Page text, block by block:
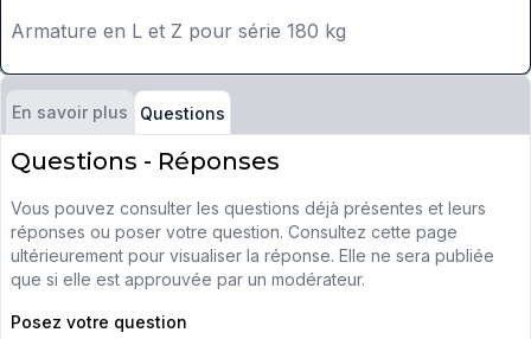
Armature en L et Z pour série 180 kg
En savoir plus Questions
Questions - Réponses
Vous pouvez consulter les questions déjà présentes et leurs
réponses ou poser votre question. Consultez cette page
ultérieurement pour visualiser la réponse. Elle ne sera publiée
que si elle est approuvée par un modérateur.
Posez votre question